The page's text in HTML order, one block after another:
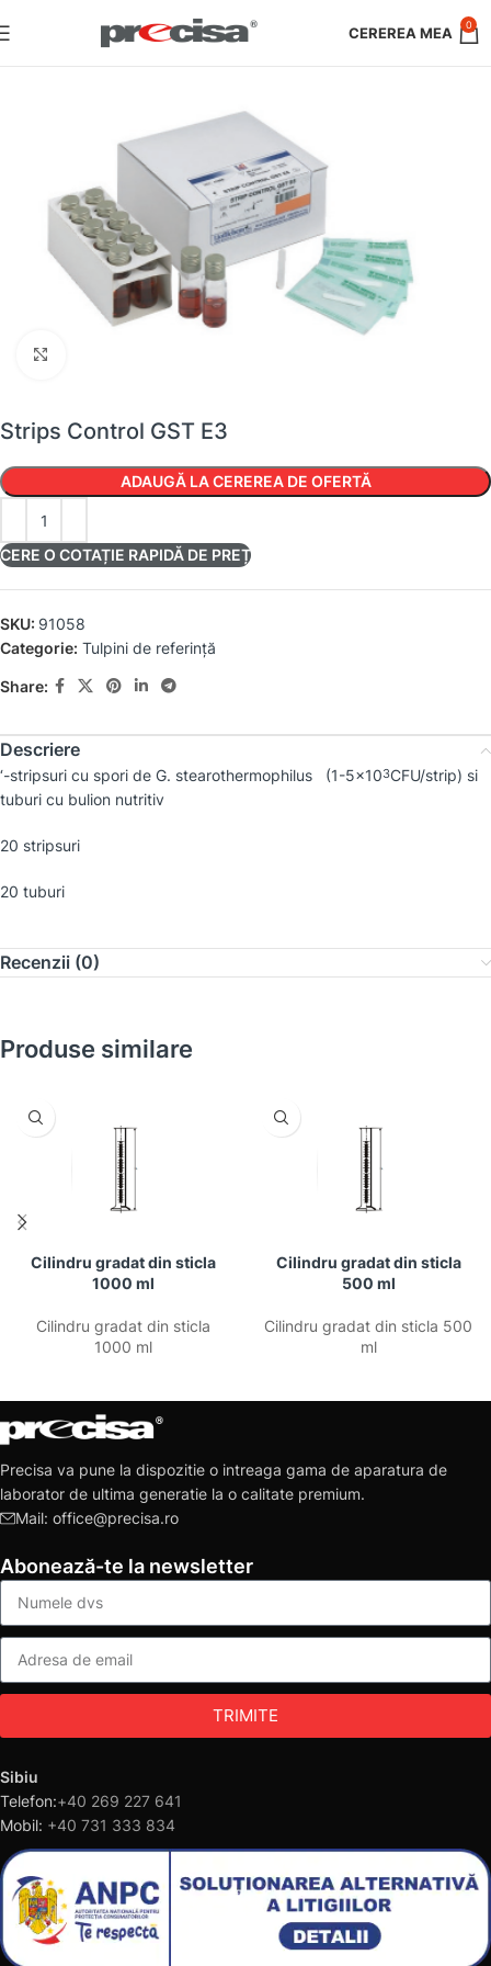
0
Strips Control GST E3
ADAUGĂ LA CEREREA DE OFERTĂ
CERE O COTAȚIE RAPIDĂ DE PREȚ
SKU: 91058
Categorie: Tulpini de referință
Share:
Descriere
‘-stripsuri cu spori de G. stearothermophilus (1-5×103CFU/strip) si
tuburi cu bulion nutritiv
20 stripsuri
20 tuburi
Recenzii (0)
Produse similare
Cilindru gradat din sticla
1000 ml
Cilindru gradat din sticla
1000 ml
Cilindru gradat din sticla
500 ml
Cilindru gradat din sticla 500
ml
Precisa va pune la dispozitie o intreaga gama de aparatura de
laborator de ultima generatie la o calitate premium.
Mail: office@precisa.ro
Abonează-te la newsletter
TRIMITE
Sibiu
Telefon:+40 269 227 641
Mobil: +40 731 333 834